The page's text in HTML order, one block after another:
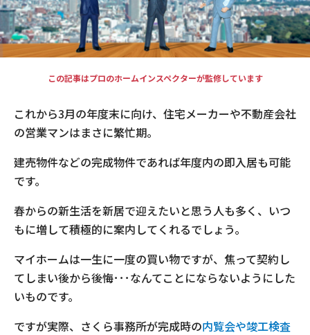
この記事はプロのホームインスペクターが監修しています
これから3月の年度末に向け、住宅メーカーや不動産会社
の営業マンはまさに繁忙期。
建売物件などの完成物件であれば年度内の即入居も可能
です。
春からの新生活を新居で迎えたいと思う人も多く、いつ
もに増して積極的に案内してくれるでしょう。
マイホームは一生に一度の買い物ですが、焦って契約し
てしまい後から後悔･･･なんてことにならないようにした
いものです。
ですが実際、さくら事務所が完成時の内覧会や竣工検査